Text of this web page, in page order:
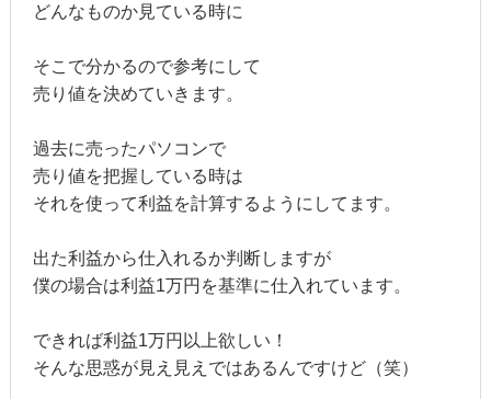
どんなものか見ている時に
そこで分かるので参考にして
売り値を決めていきます。
過去に売ったパソコンで
売り値を把握している時は
それを使って利益を計算するようにしてます。
出た利益から仕入れるか判断しますが
僕の場合は利益1万円を基準に仕入れています。
できれば利益1万円以上欲しい！
そんな思惑が見え見えではあるんですけど（笑）